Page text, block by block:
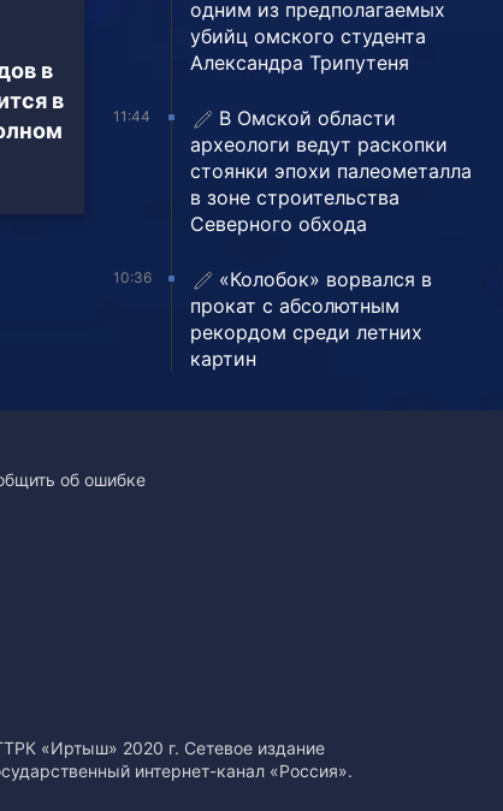
в
в
одним из предполагаемых
убийц омского студента
Александра Трипутеня
11:44
В Омской области
археологи ведут раскопки
стоянки эпохи палеометалла
в зоне строительства
Северного обхода
10:36
«Колобок» ворвался в
прокат с абсолютным
рекордом среди летних
картин
об ошибке
«Иртыш» 2020 г. Сетевое издание
интернет-канал «Россия».